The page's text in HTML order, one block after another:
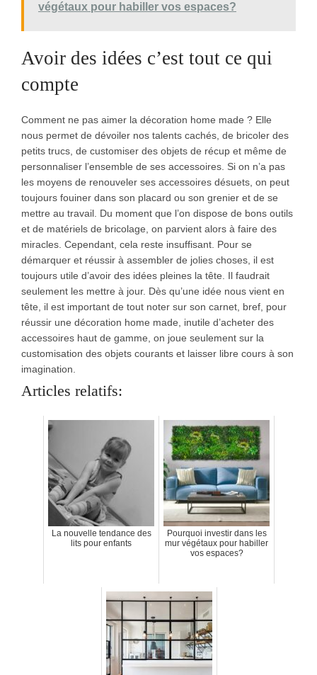
végétaux pour habiller vos espaces?
Avoir des idées c’est tout ce qui
compte
Comment ne pas aimer la décoration home made ? Elle
nous permet de dévoiler nos talents cachés, de bricoler des
petits trucs, de customiser des objets de récup et même de
personnaliser l’ensemble de ses accessoires. Si on n’a pas
les moyens de renouveler ses accessoires désuets, on peut
toujours fouiner dans son placard ou son grenier et de se
mettre au travail. Du moment que l’on dispose de bons outils
et de matériels de bricolage, on parvient alors à faire des
miracles. Cependant, cela reste insuffisant. Pour se
démarquer et réussir à assembler de jolies choses, il est
toujours utile d’avoir des idées pleines la tête. Il faudrait
seulement les mettre à jour. Dès qu’une idée nous vient en
tête, il est important de tout noter sur son carnet, bref, pour
réussir une décoration home made, inutile d’acheter des
accessoires haut de gamme, on joue seulement sur la
customisation des objets courants et laisser libre cours à son
imagination.
Articles relatifs:
La nouvelle tendance des
lits pour enfants
Pourquoi investir dans les
mur végétaux pour habiller
vos espaces?